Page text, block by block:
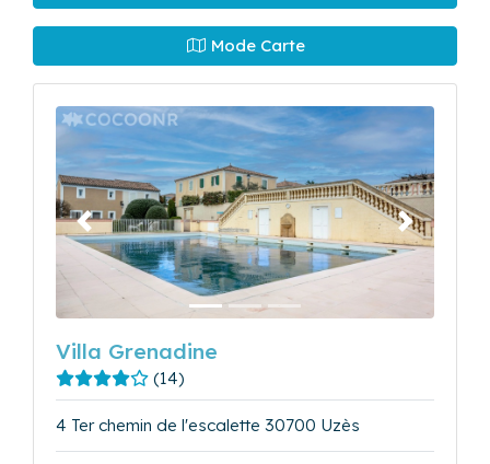
Mode Carte
Précédent Suivant
Villa Grenadine
(14)
4 Ter chemin de l'escalette 30700 Uzès